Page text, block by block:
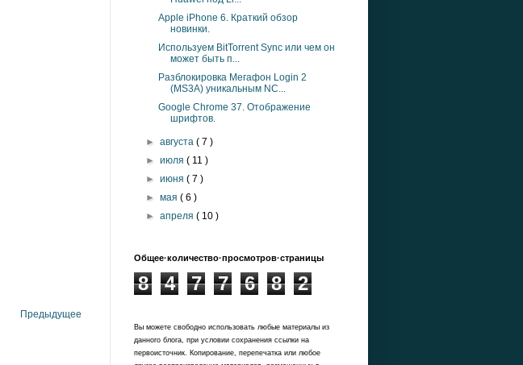
Предыдущее
Apple iPhone 6. Краткий обзор
новинки.
Используем BitTorrent Sync или чем он
может быть п...
Разблокировка Мегафон Login 2
(MS3A) уникальным NC...
Google Chrome 37. Отображение
шрифтов.
►августа( 7 )
►июля( 11 )
►июня( 7 )
►мая( 6 )
►апреля( 10 )
Общее·количество·просмотров·страницы
8 4 7 7 6 8 2
Вы можете свободно использовать любые материалы из
данного блога, при условии сохранения ссылки на
первоисточник. Копирование, перепечатка или любое